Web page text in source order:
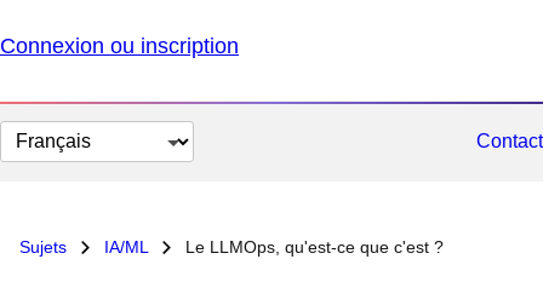
Connexion ou inscription
Changer
la
Contact
Sujets IA/ML Le LLMOps, qu'est-ce que c'est ?